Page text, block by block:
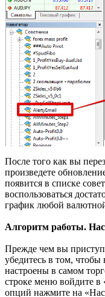
После того как вы
произведете
появится в списке
воспользоваться
график любой
Алгоритм работы.
Прежде чем вы
убедитесь в том,
настроены в самом
строке меню войдите в
опций нажмите на